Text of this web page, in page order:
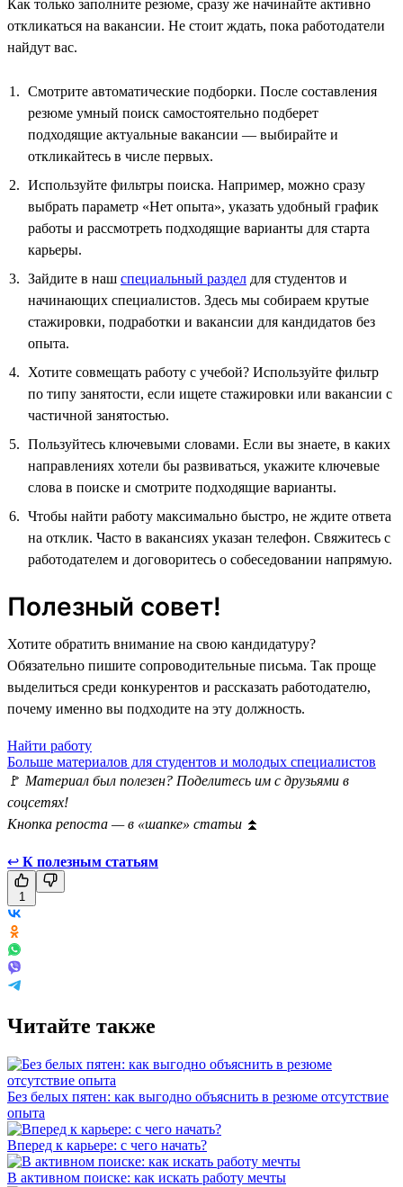
Как только заполните резюме, сразу же начинайте активно
откликаться на вакансии. Не стоит ждать, пока работодатели
найдут вас.
Смотрите автоматические подборки. После составления
резюме умный поиск самостоятельно подберет
подходящие актуальные вакансии — выбирайте и
откликайтесь в числе первых.
Используйте фильтры поиска. Например, можно сразу
выбрать параметр «Нет опыта», указать удобный график
работы и рассмотреть подходящие варианты для старта
карьеры.
Зайдите в наш специальный раздел для студентов и
начинающих специалистов. Здесь мы собираем крутые
стажировки, подработки и вакансии для кандидатов без
опыта.
Хотите совмещать работу с учебой? Используйте фильтр
по типу занятости, если ищете стажировки или вакансии с
частичной занятостью.
Пользуйтесь ключевыми словами. Если вы знаете, в каких
направлениях хотели бы развиваться, укажите ключевые
слова в поиске и смотрите подходящие варианты.
Чтобы найти работу максимально быстро, не ждите ответа
на отклик. Часто в вакансиях указан телефон. Свяжитесь с
работодателем и договоритесь о собеседовании напрямую.
Полезный совет!
Хотите обратить внимание на свою кандидатуру?
Обязательно пишите сопроводительные письма. Так проще
выделиться среди конкурентов и рассказать работодателю,
почему именно вы подходите на эту должность.
Найти работу
Больше материалов для студентов и молодых специалистов
🚩 Материал был полезен? Поделитесь им с друзьями в
соцсетях!
Кнопка репоста — в «шапке» статьи ⏫
↩ К полезным статьям
1
Читайте также
Без белых пятен: как выгодно объяснить в резюме отсутствие
опыта
Вперед к карьере: с чего начать?
В активном поиске: как искать работу мечты